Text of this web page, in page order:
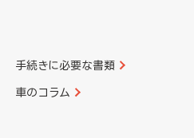
手続きに必要な書類
車のコラム